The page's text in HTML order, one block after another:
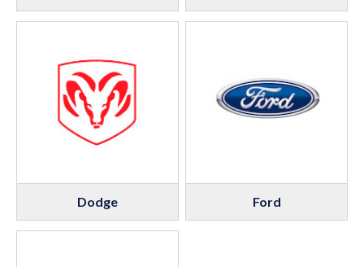
Dodge Ford